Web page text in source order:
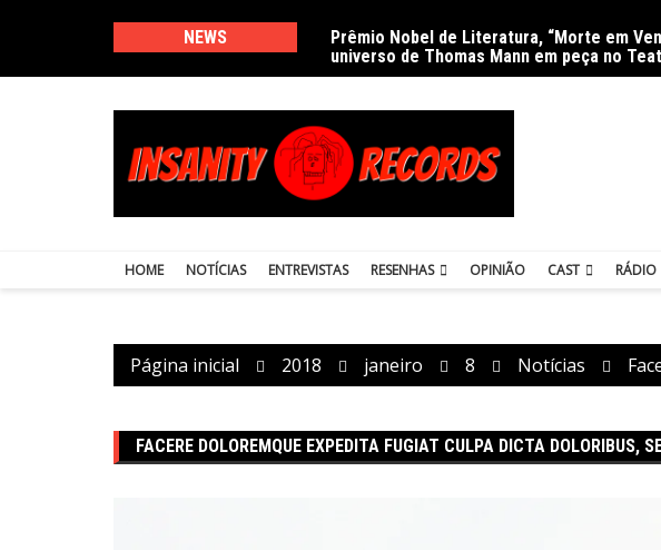
conteúdo
NEWS
Prêmio Nobel de Literatura, “Morte em
universo de Thomas Mann em peça no
HOME NOTÍCIAS ENTREVISTAS RESENHAS OPINIÃO CAST RÁDIO
Página inicial 2018 janeiro 8 Notícias
FACERE DOLOREMQUE EXPEDITA FUGIAT CULPA DICTA DOLORIBUS,